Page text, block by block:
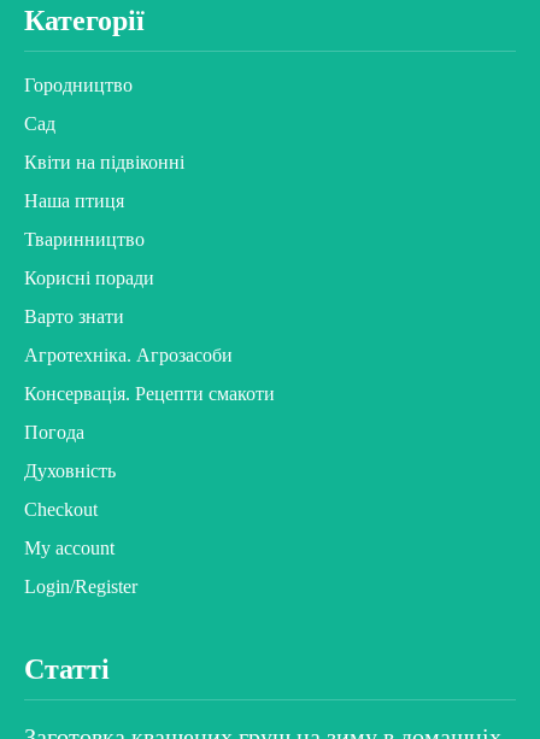
Категорії
Городництво
Сад
Квіти на підвіконні
Наша птиця
Тваринництво
Корисні поради
Варто знати
Агротехніка. Агрозасоби
Консервація. Рецепти смакоти
Погода
Духовність
Checkout
My account
Login/Register
Статті